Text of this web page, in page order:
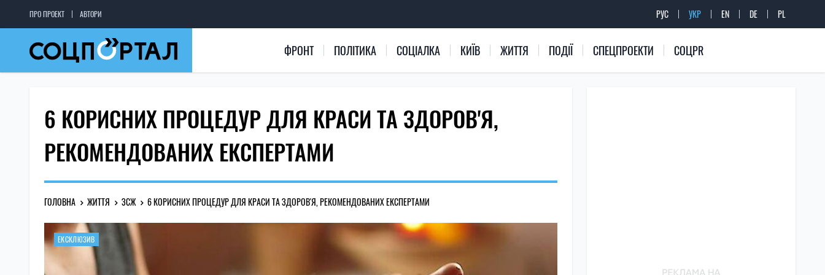
ПРО ПРОЕКТ АВТОРИ РУС УКР EN DE PL
ФРОНТ ПОЛІТИКА СОЦІАЛКА КИЇВ ЖИТТЯ ПОДІЇ СПЕЦПРОЕКТИ СОЦPR
6 КОРИСНИХ ПРОЦЕДУР ДЛЯ КРАСИ ТА ЗДОРОВ'Я,
РЕКОМЕНДОВАНИХ ЕКСПЕРТАМИ
ГОЛОВНА ЖИТТЯ ЗСЖ 6 КОРИСНИХ ПРОЦЕДУР ДЛЯ КРАСИ ТА ЗДОРОВ'Я, РЕКОМЕНДОВАНИХ ЕКСПЕРТАМИ
ЕКСКЛЮЗИВ